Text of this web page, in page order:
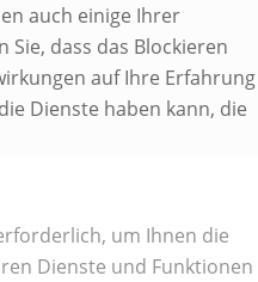
auch einige Ihrer
Sie, dass das Blockieren
auf Ihre Erfahrung
Dienste haben kann, die
um Ihnen die
Dienste und Funktionen